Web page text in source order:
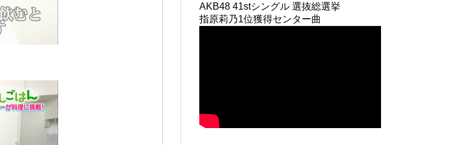
AKB48 41stシングル 選抜総選挙
指原莉乃1位獲得センター曲